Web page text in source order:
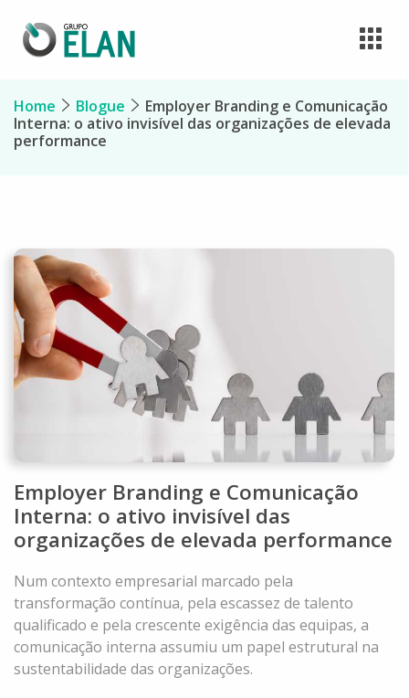
Home Blogue
Employer Branding e Comunicação
Interna: o ativo invisível das organizações de elevada
performance
Employer Branding e Comunicação
Interna: o ativo invisível das
organizações de elevada performance
Num contexto empresarial marcado pela
transformação contínua, pela escassez de talento
qualificado e pela crescente exigência das equipas, a
comunicação interna assumiu um papel estrutural na
sustentabilidade das organizações.